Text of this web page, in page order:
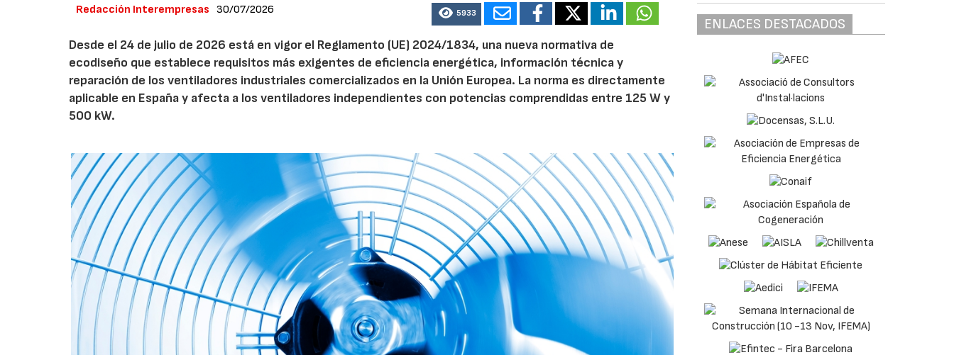
Redacción Interempresas 30/07/2026 5933
Desde el 24 de julio de 2026 está en vigor el Reglamento (UE) 2024/1834, una nueva normativa de
ecodiseño que establece requisitos más exigentes de eficiencia energética, información técnica y
reparación de los ventiladores industriales comercializados en la Unión Europea. La norma es directamente
aplicable en España y afecta a los ventiladores independientes con potencias comprendidas entre 125 W y
500 kW.
ENLACES DESTACADOS